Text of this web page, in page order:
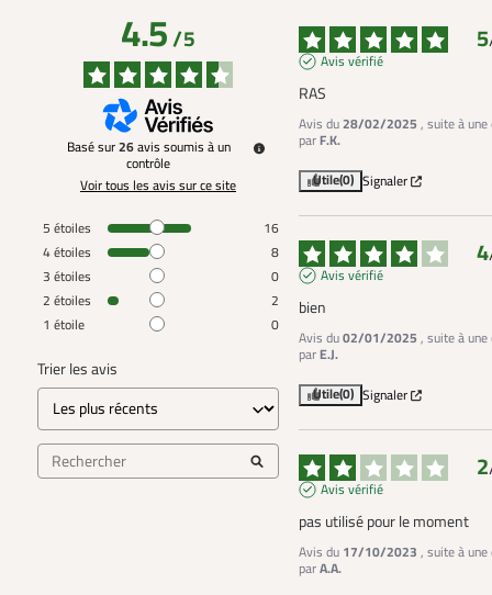
4.5/5
Basé sur26avis soumis à un
contrôle
Voir tous les avis sur ce site
5 étoiles
16
4étoiles
8
3 étoiles
0
2 étoiles
2
1 étoile 0
Trier les avis
5
Avis vérifié
RAS
Avis du28/02/2025 , suite à
parF.K.
Utile(0) Signaler
4
Avis vérifié
bien
Avis du02/01/2025 , suite à
parE.J.
Utile(0) Signaler
2
Avis vérifié
pas utilisé pour le moment
Avis du 17/10/2023 , suite à
parA.A.